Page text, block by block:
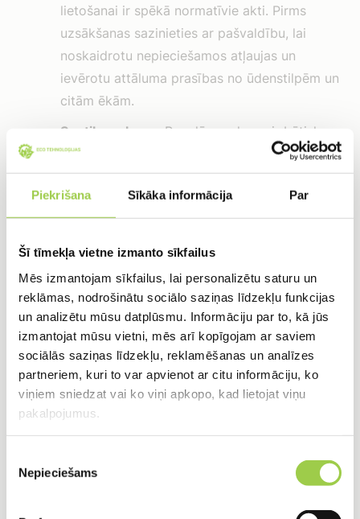
Piekrišana Sīkāka informācija Par
Šī tīmekļa vietne izmanto sīkfailus
Mēs izmantojam sīkfailus, lai personalizētu saturu un
reklāmas, nodrošinātu sociālo saziņas līdzekļu funkcijas
un analizētu mūsu datplūsmu. Informāciju par to, kā jūs
izmantojat mūsu vietni, mēs arī kopīgojam ar saviem
sociālās saziņas līdzekļu, reklamēšanas un analīzes
partneriem, kuri to var apvienot ar citu informāciju, ko
viņiem sniedzat vai ko viņi apkopo, kad lietojat viņu
pakalpojumus.
izvēle
Nepieciešams
lietošanai ir spēkā normatīvie akti. Pirms
uzsākšanas sazinieties ar pašvaldību, lai
noskaidrotu nepieciešamos atļaujas un
ievērotu attāluma prasības no ūdenstilpēm un
citām ēkām.
Septiķa apkope:
Regulāra apkope ir būtiska,
lai nodrošinātu septiķa pareizu darbību un
novērstu problēmas. Tā ietver nogulšņu
izvešanu, filtrēšanas sistēmas tīrīšanu un
biopreparātu izmantošanu.
Alternatīvas apsvēršana:
populārs risinājums, apsveriet arī citus
variantus, piemēram, bioloģiskās attīrīšanas
iekārtas (bio kanalizācija). Tā var nodrošināt
augstāku attīrīšanas pakāpi un ērtāku apkopi.
Atcerieties:Septiķis ir ilgtermiņa ieguldījums, tāpēc
izvēlieties gudri un sadarbojieties ar profesionāļiem,
lai nodrošinātu drošu un efektīvu notekūdeņu
apsaimniekošanu savā mājā.